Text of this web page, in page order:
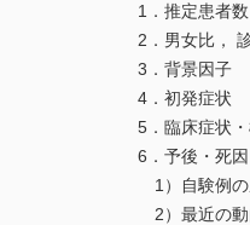
1．推定患者
2．男女比，
3．背景因子
4．初発症状
5．臨床症状
6．予後・死因
1）自験例の
2）最近の動